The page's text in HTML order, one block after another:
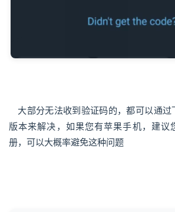
大部分无法收到验证码的，都可以通
版本来解决，如果您有苹果手机，建议
册，可以大概率避免这种问题